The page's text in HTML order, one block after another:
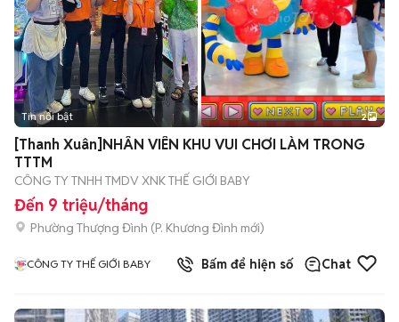
Tin nổi bật 2
[Thanh Xuân]NHÂN VIÊN KHU VUI CHƠI LÀM TRONG
TTTM
CÔNG TY TNHH TMDV XNK THẾ GIỚI BABY
Đến 9 triệu/tháng
Phường Thượng Đình (P. Khương Đình mới)
CÔNG TY THẾ GIỚI BABY Bấm để hiện số Chat